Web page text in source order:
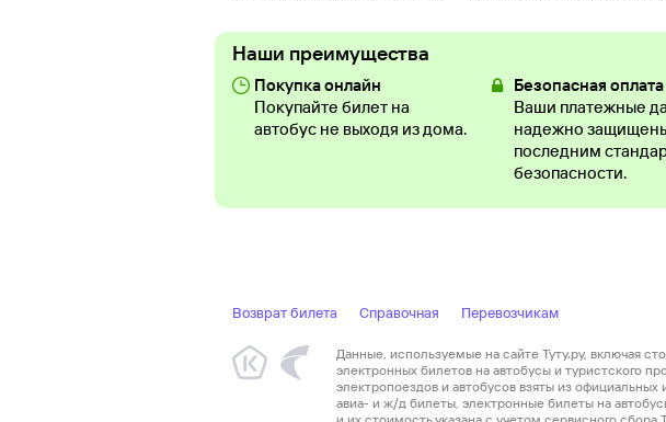
Наши преимущества
Покупка онлайн
Покупайте билет на
автобус не выходя из дома.
Безопасная оплата
Ваши платежные
надежно
последним
безопасности.
Возврат билета Справочная Перевозчикам
Данные, используемые на сайте Туту.ру, включая
электронных билетов на автобусы и туристского
электропоездов и автобусов взяты из
авиа- и ж/д билеты, электронные билеты на